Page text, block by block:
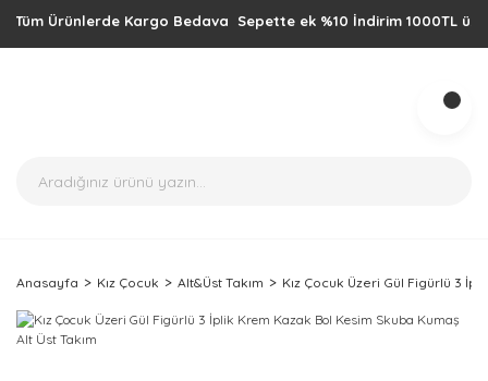
Ürünlerde Kargo Bedava Sepette ek %10 İndirim 1000TL üzeri
Anasayfa Kız Çocuk Alt&Üst Takım Kız Çocuk Üzeri Gül Figürlü 3